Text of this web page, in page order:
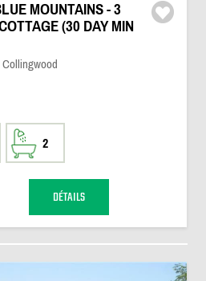
MOUNTAINS - 3
(30 DAY MIN
Collingwood
2
DÉTAILS